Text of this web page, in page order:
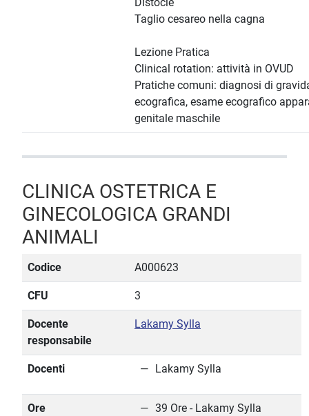
Distocie
Taglio cesareo nella cagna
Lezione Pratica
Clinical rotation: attività in OVUD
Pratiche comuni: diagnosi di
ecografica, esame ecografico
genitale maschile
CLINICA OSTETRICA E
GINECOLOGICA GRANDI
ANIMALI
Codice A000623
CFU 3
Docente
responsabile
Lakamy Sylla
Docenti Lakamy Sylla
Ore 39 Ore - Lakamy Sylla